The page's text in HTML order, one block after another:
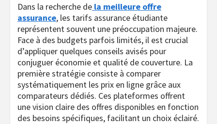
Dans la recherche de la meilleure offre
assurance, les tarifs assurance étudiante
représentent souvent une préoccupation majeure.
Face à des budgets parfois limités, il est crucial
d’appliquer quelques conseils avisés pour
conjuguer économie et qualité de couverture. La
première stratégie consiste à comparer
systématiquement les prix en ligne grâce aux
comparateurs dédiés. Ces plateformes offrent
une vision claire des offres disponibles en fonction
des besoins spécifiques, facilitant un choix éclairé.